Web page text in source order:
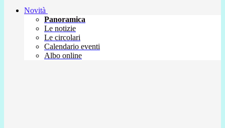
Novità
Panoramica
Le notizie
Le circolari
Calendario eventi
Albo online